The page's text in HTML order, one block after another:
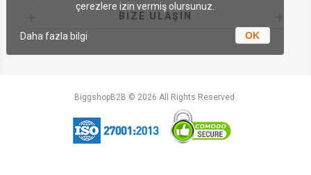
BIZE ULAŞIN
BiggshopB2B © 2026 All Rights Reserved.
çerezlere izin vermiş olursunuz.
OK
Daha fazla bilgi